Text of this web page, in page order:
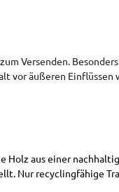
Versenden.
vor äußeren Einflüssen
aus einer
Nur recyclingfähige